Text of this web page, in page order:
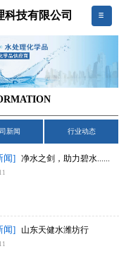
科技有限公司
行业动态
新闻
闻] 净水之剑，助力碧水......
闻] 山东天健水潍坊行